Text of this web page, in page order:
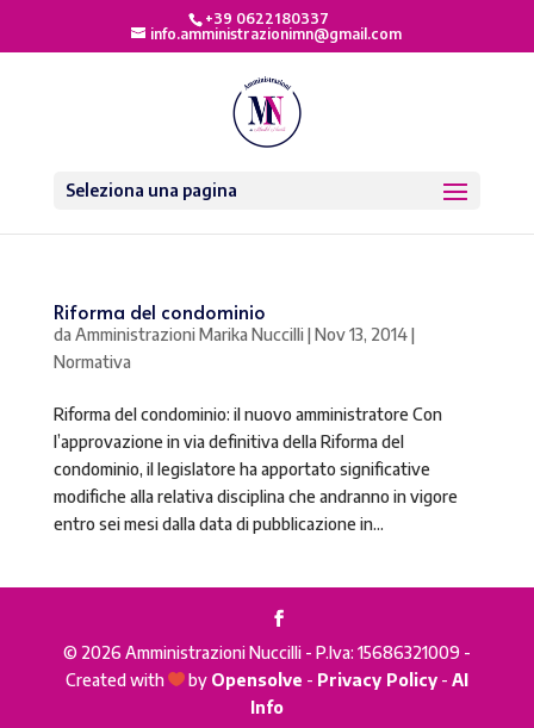
+39 0622180337
info.amministrazionimn@gmail.com
Seleziona una pagina
Riforma del condominio
da Amministrazioni Marika Nuccilli|Nov 13, 2014|
Normativa
Riforma del condominio: il nuovo amministratore Con
l’approvazione in via definitiva della Riforma del
condominio, il legislatore ha apportato significative
modifiche alla relativa disciplina che andranno in vigore
entro sei mesi dalla data di pubblicazione in...
© 2026 Amministrazioni Nuccilli - P.Iva: 15686321009 -
Created with by Opensolve - Privacy Policy- AI
Info